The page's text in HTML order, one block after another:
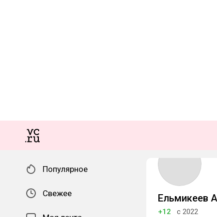
Популярное
Свежее Ельмикеев
+12
с 2022